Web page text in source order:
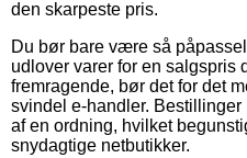
den skarpeste pris.
Du bør bare være så
udlover varer for en salgspris
fremragende, bør det for det
svindel e-handler. Bestillinger
af en ordning, hvilket
snydagtige netbutikker.